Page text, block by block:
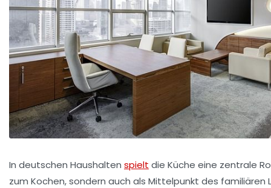
In deutschen Haushalten spielt die Küche eine zentrale
zum Kochen, sondern auch als Mittelpunkt des familiären